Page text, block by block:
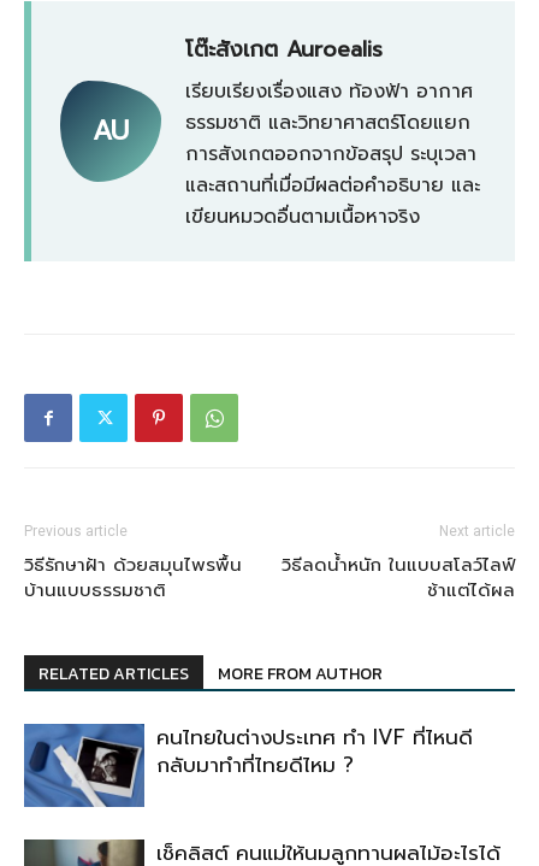
AU
โต๊ะสังเกต Auroealis
เรียบเรียงเรื่องแสง ท้องฟ้า อากาศ
ธรรมชาติ และวิทยาศาสตร์โดยแยก
การสังเกตออกจากข้อสรุป ระบุเวลา
และสถานที่เมื่อมีผลต่อคำอธิบาย และ
เขียนหมวดอื่นตามเนื้อหาจริง
Previous article
วิธีรักษาฝ้า ด้วยสมุนไพรพื้น
บ้านแบบธรรมชาติ
Next article
วิธีลดน้ำหนัก ในแบบสโลว์ไลฟ์
ช้าแต่ได้ผล
RELATED ARTICLES MORE FROM AUTHOR
คนไทยในต่างประเทศ ทำ IVF ที่ไหนดี
กลับมาทำที่ไทยดีไหม ?
เช็คลิสต์ คนแม่ให้นมลูกทานผลไม้อะไรได้